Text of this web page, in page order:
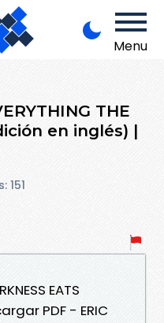
Menu
THE
en inglés) |
151
EATS
PDF - ERIC